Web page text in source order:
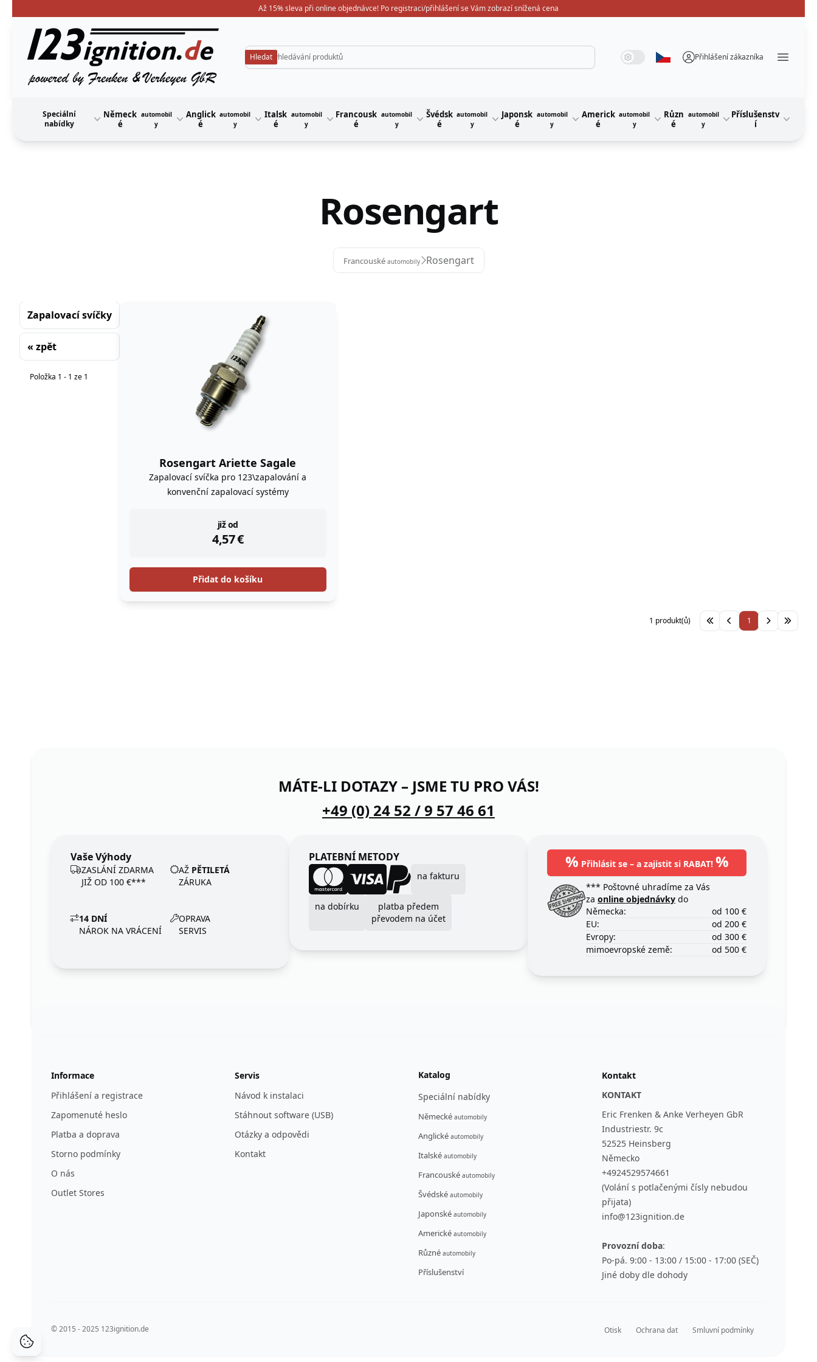
Až 15% sleva při online objednávce! Po registraci/přihlášení se Vám zobrazí snížená cena
123ignition
Systémový režim
Světelný režim
Tmavý režim
Vyberte jazykPřihlášení zákazníka Menü
Speciální
nabídky
Německ
é
automobil
y
Anglick
é
automobil
y
Italsk
é
automobil
y
Francousk
é
automobil
y
Švédsk
é
automobil
y
Japonsk
é
automobil
y
Americk
é
automobil
y
Různ
é
automobil
y
Příslušenstv
í
Rosengart
Francouskéautomobily Rosengart
Zapalovací svíčky
« zpět
Řazení
Položka 1 - 1 ze 1
Rosengart Ariette Sagale
Zapalovací svíčka pro 123\zapalování a
konvenční zapalovací systémy
již od
4,57€
instock
Přidat do košíku
1
1 produkt(ů)
MÁTE-LI DOTAZY – JSME TU PRO VÁS!
+49 (0) 24 52 / 9 57 46 61
Vaše Výhody
ZASLÁNÍ ZDARMA
JIŽ OD 100 €***
AŽ PĚTILETÁ
ZÁRUKA
14 DNÍ
NÁROK NA VRÁCENÍ
OPRAVA
SERVIS
PLATEBNÍ METODY
na fakturu
na dobírku
platba předem
převodem na účet
% Přihlásit se – a zajistit si RABAT! %
*** Poštovné uhradíme za Vás
za online objednávky do
Německa:
od 100 €
EU:
od 200 €
Evropy:
od 300 €
mimoevropské země:
od 500 €
Informace
Přihlášení a registrace
Zapomenuté heslo
Platba a doprava
Storno podmínky
O nás
Outlet Stores
Servis
Návod k instalaci
Stáhnout software (USB)
Otázky a odpovědi
Kontakt
Katalog
Speciální nabídky
Německé automobily
Anglické automobily
Italské automobily
Francouské automobily
Švédské automobily
Japonské automobily
Americké automobily
Různé automobily
Příslušenství
Kontakt
KONTAKT
Eric Frenken & Anke Verheyen GbR
Industriestr. 9c
52525 Heinsberg
Německo
+4924529574661
(Volání s potlačenými čísly nebudou
přijata)
info@123ignition.de
Provozní doba:
Po-pá. 9:00 - 13:00 / 15:00 - 17:00 (SEČ)
Jiné doby dle dohody
Otisk Ochrana dat Smluvní podmínky
© 2015 - 2025 123ignition.de